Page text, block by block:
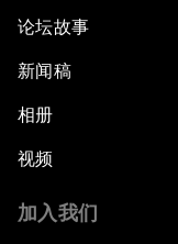
论坛故事
新闻稿
相册
视频
加入我们